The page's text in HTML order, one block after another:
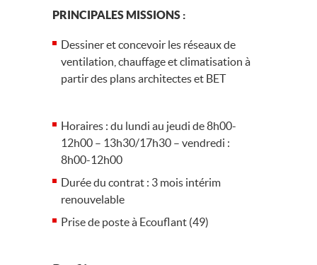
PRINCIPALES MISSIONS :
Dessiner et concevoir les réseaux de
ventilation, chauffage et climatisation à
partir des plans architectes et BET
Horaires : du lundi au jeudi de 8h00-
12h00 – 13h30/17h30 – vendredi :
8h00-12h00
Durée du contrat : 3 mois intérim
renouvelable
Prise de poste à Ecouflant (49)